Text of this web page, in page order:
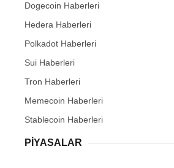
Dogecoin Haberleri
Hedera Haberleri
Polkadot Haberleri
Sui Haberleri
Tron Haberleri
Memecoin Haberleri
Stablecoin Haberleri
PIYASALAR